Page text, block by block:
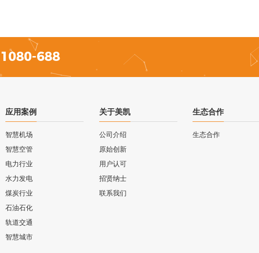
688
应用案例
智慧机场
智慧空管
电力行业
水力发电
煤炭行业
石油石化
轨道交通
智慧城市
关于美凯
公司介绍
原始创新
用户认可
招贤纳士
联系我们
生态合作
生态合作